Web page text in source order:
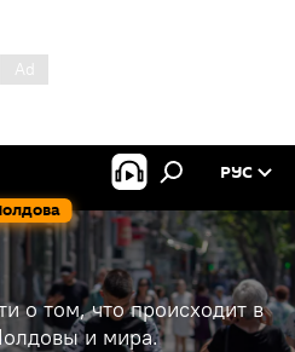
РУС
о том, что происходит в
и мира.